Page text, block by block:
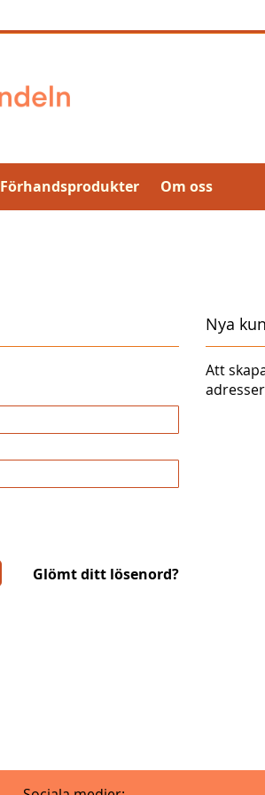
Förhandsprodukter Om oss
Glömt ditt lösenord?
Nya
Att